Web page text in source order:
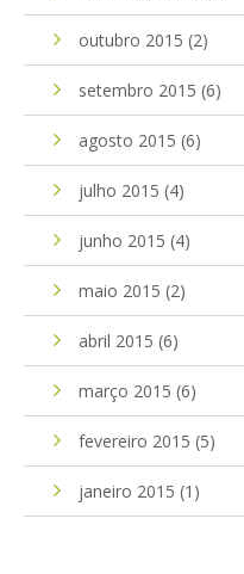
outubro 2015 (2)
setembro 2015 (6)
agosto 2015 (6)
julho 2015 (4)
junho 2015 (4)
maio 2015 (2)
abril 2015 (6)
março 2015 (6)
fevereiro 2015 (5)
janeiro 2015 (1)